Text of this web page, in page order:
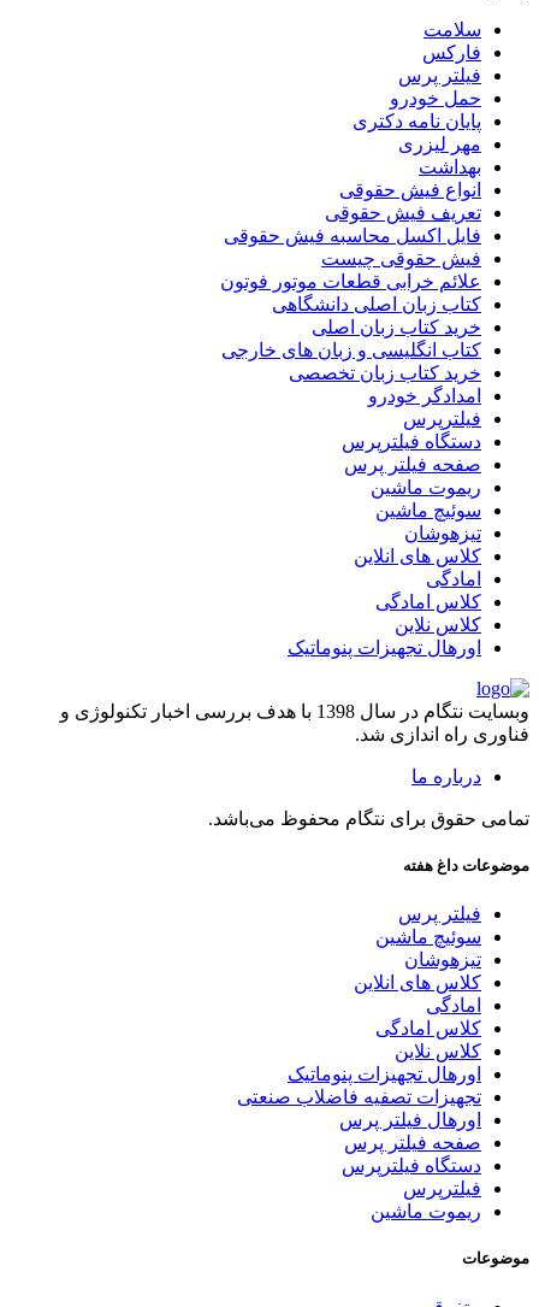
سلامت
فارکس
فیلتر پرس
حمل خودرو
پایان نامه دکتری
مهر لیزری
بهداشت
انواع فیش حقوقی
تعریف فیش حقوقی
فایل اکسل محاسبه فیش حقوقی
فیش حقوقی چیست
علائم خرابی قطعات موتور فوتون
کتاب زبان اصلی دانشگاهی
خرید کتاب زبان اصلی
کتاب انگلیسی و زبان های خارجی
خرید کتاب زبان تخصصی
امدادگر خودرو
فیلترپرس
دستگاه فیلترپرس
صفحه فیلتر پرس
ریموت ماشین
سوئیچ ماشین
تیزهوشان
کلاس های انلاین
امادگی
کلاس امادگی
کلاس نلاین
اورهال تجهیزات پنوماتیک
وبسایت نتگام در سال 1398 با هدف بررسی اخبار تکنولوژی و
فناوری راه اندازی شد.
درباره ما
تمامی حقوق برای نتگام محفوظ می‌باشد.
موضوعات داغ هفته
فیلتر پرس
سوئیچ ماشین
تیزهوشان
کلاس های انلاین
امادگی
کلاس امادگی
کلاس نلاین
اورهال تجهیزات پنوماتیک
تجهیزات تصفیه فاضلاب صنعتی
اورهال فیلتر پرس
صفحه فیلتر پرس
دستگاه فیلترپرس
فیلترپرس
ریموت ماشین
موضوعات